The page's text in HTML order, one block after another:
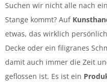
Suchen wir nicht alle nach
Stange kommt? Auf
etwas, das wirklich
Decke oder ein filigranes
damit auch immer die Zeit
geflossen ist. Es ist ein